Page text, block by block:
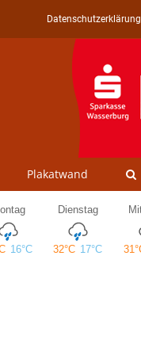
Datenschutzerklärung
Plakatwand